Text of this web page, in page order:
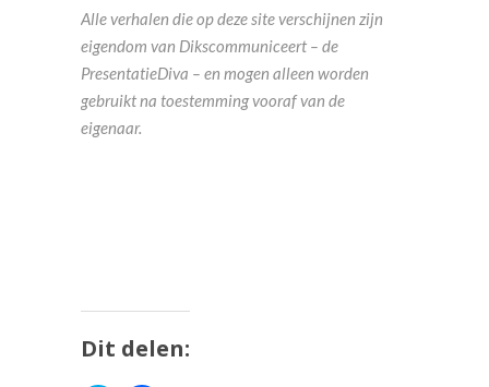
Alle verhalen die op deze site verschijnen zijn
eigendom van Dikscommuniceert – de
PresentatieDiva – en mogen alleen worden
gebruikt na toestemming vooraf van de
eigenaar.
Dit delen: